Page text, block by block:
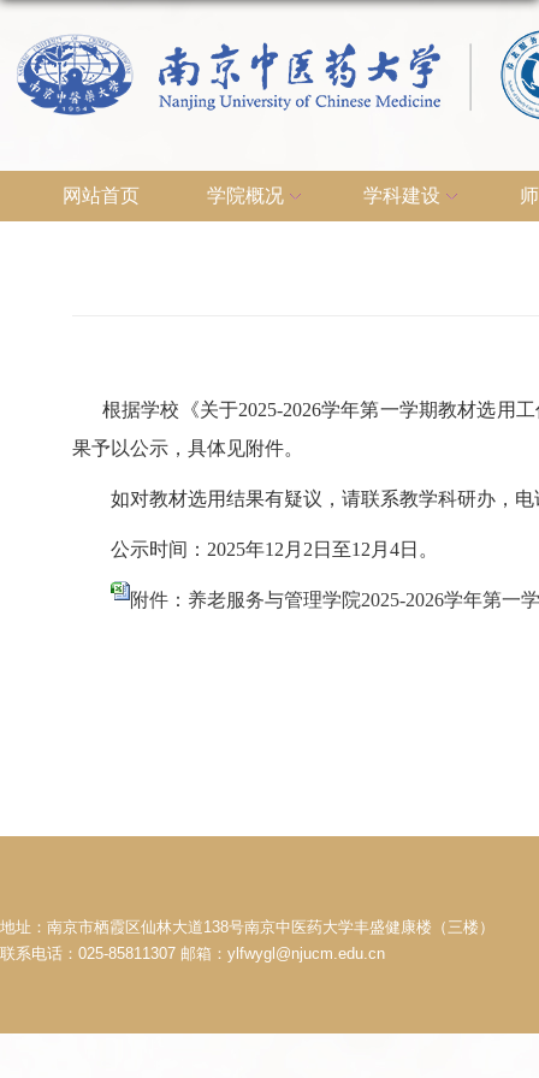
网站首页 学院概况 学科建设
根据学校《关于2025-2026学年第一学期教材选用
果予以公示，具体见附件。
如对教材选用结果有疑议，请联系教学科研办，电
公示时间：2025年12 月 2 日至12 月 4日。
附件：养老服务与管理学院2025-2026学年第一
地址：南京市栖霞区仙林大道138号南京中医药大学丰盛健康楼（三楼）
联系电话：025-85811307 邮箱：ylfwygl@njucm.edu.cn